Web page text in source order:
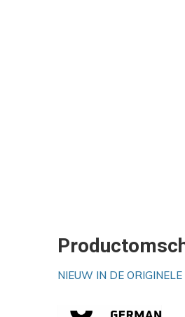
NIEUW IN DE